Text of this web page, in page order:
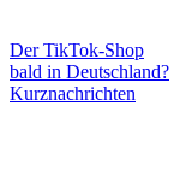
Der TikTok-Shop
bald in Deutschland?
Kurznachrichten